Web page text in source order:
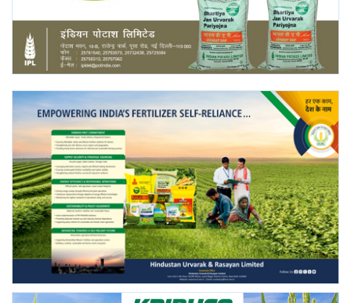
Gallery
National
Latest News
Agriculture Conclave and NACOF
Awards 2022
Agri Start-Ups
Language
English Hindi